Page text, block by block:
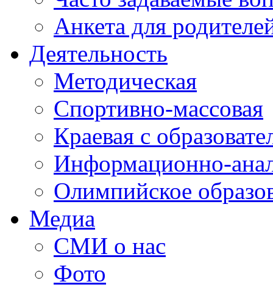
Анкета для
Деятельность
Методическая
Спортивно-массовая
Краевая с
Информационно-
Олимпийское
Медиа
СМИ о нас
Фото